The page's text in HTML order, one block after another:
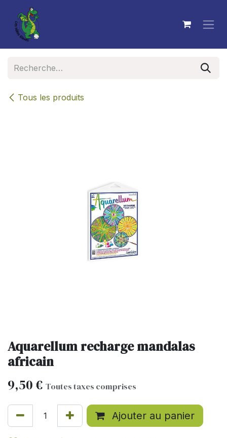
Se rendre au contenu
Tous les produits
Aquarellum recharge mandalas
africain
9,50€ Toutes taxes comprises
Ajouter au panier